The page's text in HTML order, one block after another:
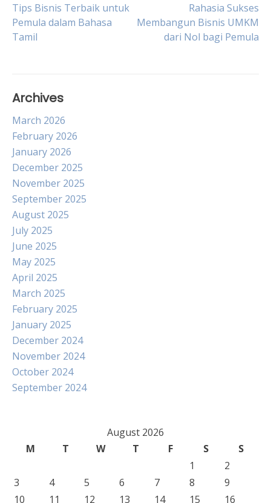
Post
navigation
Tips Bisnis Terbaik untuk
Pemula dalam Bahasa
Tamil
Rahasia Sukses
Membangun Bisnis UMKM
dari Nol bagi Pemula
Archives
March 2026
February 2026
January 2026
December 2025
November 2025
September 2025
August 2025
July 2025
June 2025
May 2025
April 2025
March 2025
February 2025
January 2025
December 2024
November 2024
October 2024
September 2024
August 2026
M
T W T F S
S
1
2
3
4 5 6 7 8
9
10
11 12 13 14 15 16